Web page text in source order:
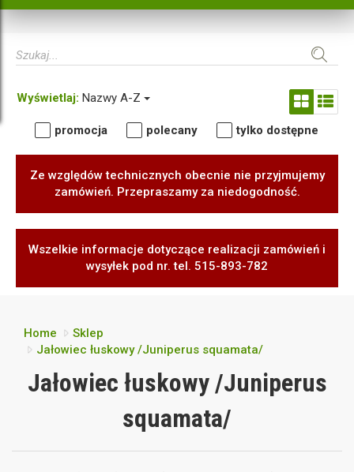
Wyświetlaj: Nazwy A-Z
promocja polecany tylko dostępne
Ze względów technicznych obecnie nie przyjmujemy
zamówień. Przepraszamy za niedogodność.
Wszelkie informacje dotyczące realizacji zamówień i
wysyłek pod nr. tel. 515-893-782
Home
Sklep
Jałowiec łuskowy /Juniperus squamata/
Jałowiec łuskowy /Juniperus
squamata/